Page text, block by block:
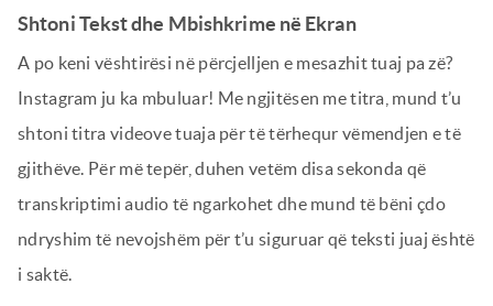
Shtoni Tekst dhe Mbishkrime në Ekran
A po keni vështirësi në përcjelljen e mesazhit tuaj pa zë?
Instagram ju ka mbuluar! Me ngjitësen me titra, mund t’u
shtoni titra videove tuaja për të tërhequr vëmendjen e të
gjithëve. Për më tepër, duhen vetëm disa sekonda që
transkriptimi audio të ngarkohet dhe mund të bëni çdo
ndryshim të nevojshëm për t’u siguruar që teksti juaj është
i saktë.